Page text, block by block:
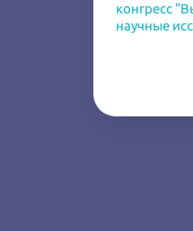
конгресс
научные